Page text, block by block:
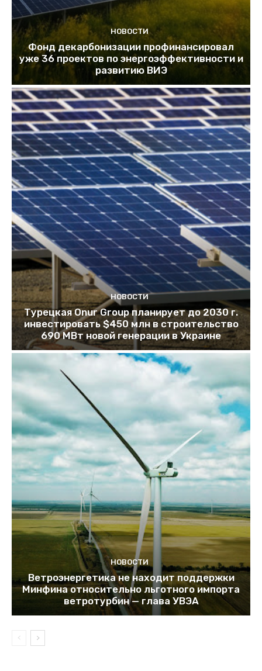
НОВОСТИ
Фонд декарбонизации профинансировал
уже 36 проектов по энергоэффективности и
развитию ВИЭ
НОВОСТИ
Турецкая Onur Group планирует до 2030 г.
инвестировать $450 млн в строительство
690 МВт новой генерации в Украине
НОВОСТИ
Ветроэнергетика не находит поддержки
Минфина относительно льготного импорта
ветротурбин — глава УВЭА